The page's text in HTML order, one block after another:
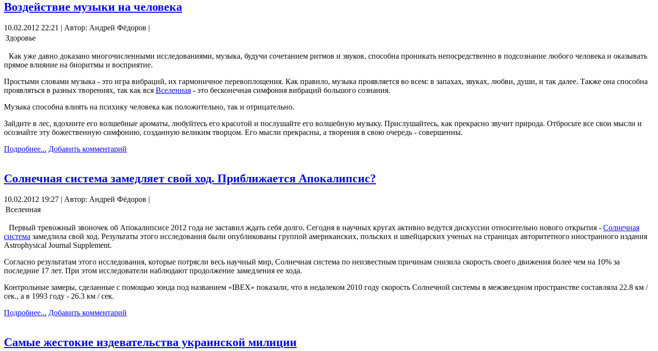
Воздействие музыки на человека
10.02.2012 22:21 | Автор: Андрей Фёдоров |
Здоровье
Как уже давно доказано многочисленными исследованиями, музыка, будучи сочетанием ритмов и звуков, способна проникать непосредственно в подсознание любого человека и оказывать
прямое влияние на биоритмы и восприятие.
Простыми словами музыка - это игра вибраций, их гармоничное перевоплощения. Как правило, музыка проявляется во всем: в запахах, звуках, любви, души, и так далее. Также она способна
проявляться в разных творениях, так как вся Вселенная - это бесконечная симфония вибраций большого сознания.
Музыка способна влиять на психику человека как положительно, так и отрицательно.
Зайдите в лес, вдохните его волшебные ароматы, любуйтесь его красотой и послушайте его волшебную музыку. Прислушайтесь, как прекрасно звучит природа. Отбросьте все свои мысли и
осознайте эту божественную симфонию, созданную великим творцом. Его мысли прекрасны, а творения в свою очередь - совершенны.
Подробнее... Добавить комментарий
Солнечная система замедляет свой ход. Приближается Апокалипсис?
10.02.2012 19:27 | Автор: Андрей Фёдоров |
Вселенная
Первый тревожный звоночек об Апокалипсисе 2012 года не заставил ждать себя долго. Сегодня в научных кругах активно ведутся дискуссии относительно нового открытия - Солнечная
система замедлила свой ход. Результаты этого исследования были опубликованы группой американских, польских и швейцарских ученых на страницах авторитетного иностранного издания
Astrophysical Journal Supplement.
Согласно результатам этого исследования, которые потрясли весь научный мир, Солнечная система по неизвестным причинам снизила скорость своего движения более чем на 10% за
последние 17 лет. При этом исследователи наблюдают продолжение замедления ее хода.
Контрольные замеры, сделанные с помощью зонда под названием «IBEX» показали, что в недалеком 2010 году скорость Солнечной системы в межзвездном пространстве составляла 22.8 км /
сек., а в 1993 году - 26.3 км / сек.
Подробнее... Добавить комментарий
Самые жестокие издевательства украинской милиции